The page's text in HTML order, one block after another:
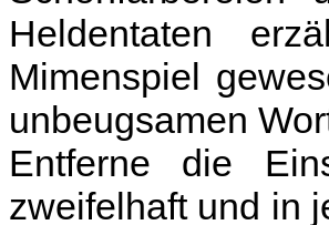
Heldentaten
Mimenspiel
unbeugsamen
Entferne die
zweifelhaft und in